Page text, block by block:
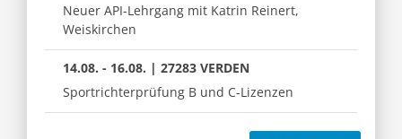
Neuer API-Lehrgang mit Katrin Reinert,
Weiskirchen
14.08. - 16.08. | 27283 VERDEN
Sportrichterprüfung B und C-Lizenzen